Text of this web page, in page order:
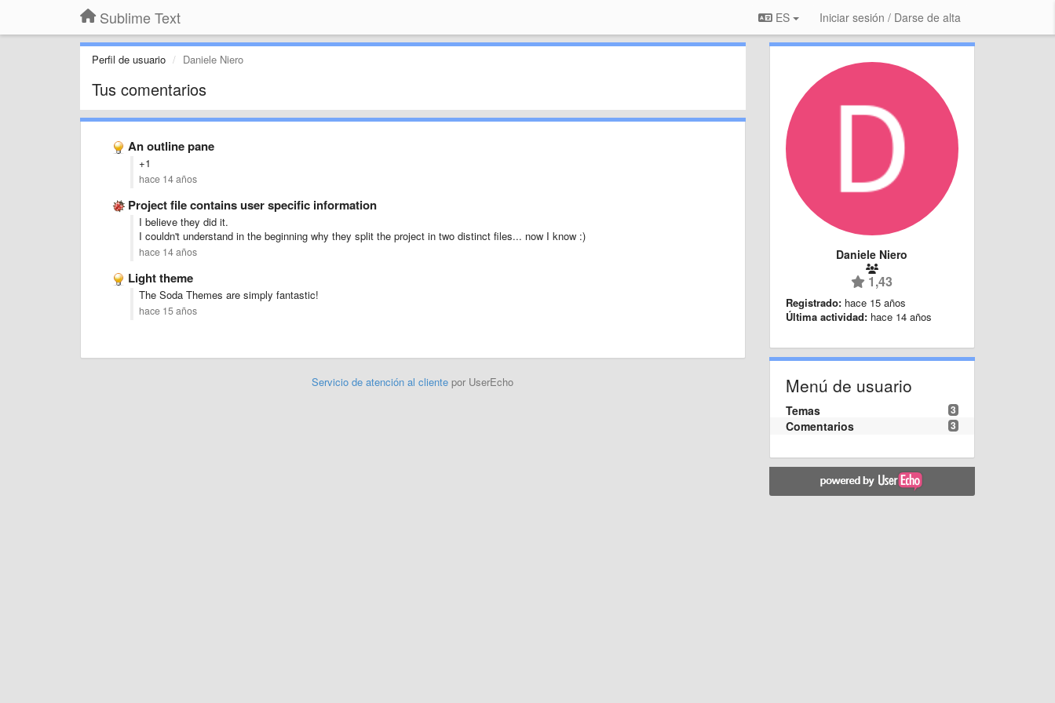
Sublime Text ES Iniciar sesión / Darse de alta
Perfil de usuario Daniele Niero
Tus comentarios
An outline pane
+1
hace 14 años
Project file contains user specific information
I believe they did it.
I couldn't understand in the beginning why they split the project in two distinct files... now I know :)
hace 14 años
Light theme
The Soda Themes are simply fantastic!
hace 15 años
Servicio de atención al clientepor UserEcho
Daniele Niero
1,43
Registrado: hace 15 años
Última actividad: hace 14 años
Menú de usuario
3
Temas
3
Comentarios